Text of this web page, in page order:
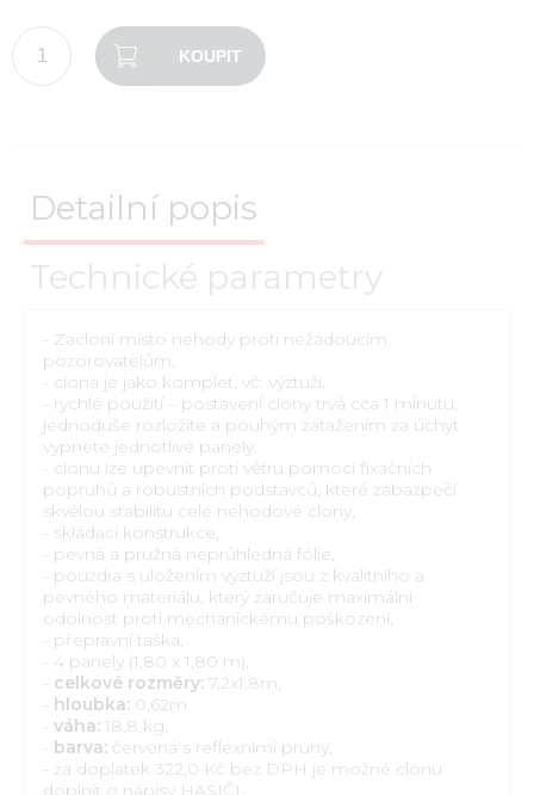
KOUPIT
Detailní popis
Technické parametry
- Zacloní místo nehody proti nežádoucím
pozorovatelům,
- clona je jako komplet, vč. výztuží,
- rychlé použití – postavení clony trvá cca 1 minutu,
jednoduše rozložíte a pouhým zatažením za úchyt
vypnete jednotlivé panely,
- clonu lze upevnit proti větru pomocí fixačních
popruhů a robustních podstavců, které zabazpečí
skvělou stabilitu celé nehodové clony,
- skládací konstrukce,
- pevná a pružná neprůhledná fólie,
- pouzdra s uložením výztuží jsou z kvalitního a
pevného materiálu, který zaručuje maximální
odolnost proti mechanickému poškození,
- přepravní taška,
- 4 panely (1,80 x 1,80 m),
- celkové rozměry: 7,2x1,8m,
- hloubka: 0,62m
- váha: 18,8 kg,
- barva: červená s reflexními pruhy,
- za doplatek 322,0 Kč bez DPH je možné clonu
doplnit o nápisy HASIČI.